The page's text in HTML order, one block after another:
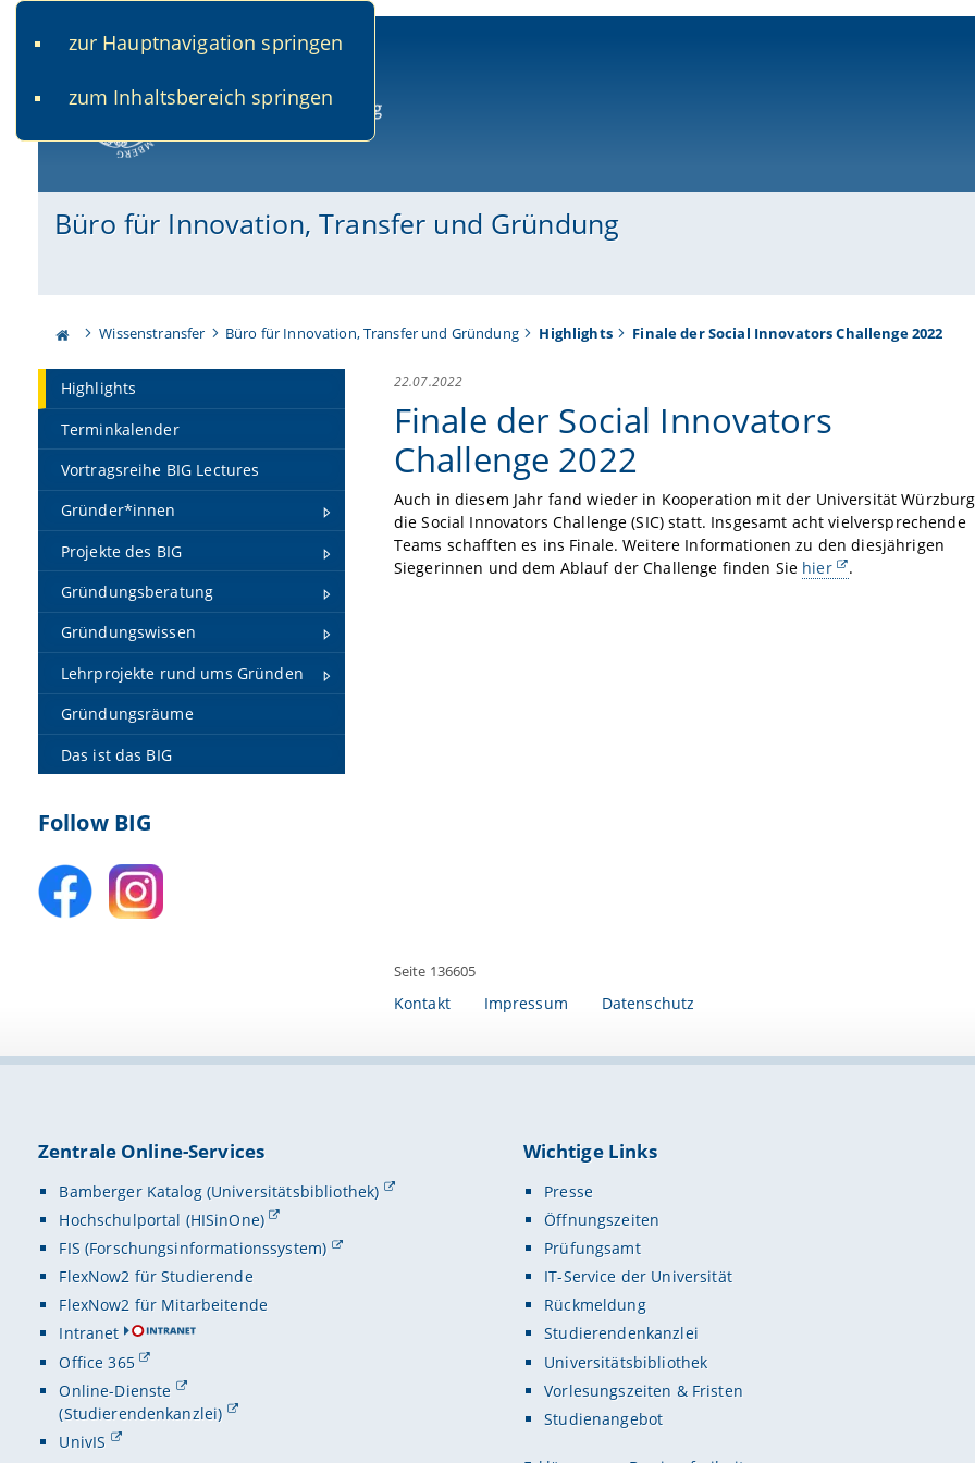
zur Hauptnavigation springen
zum Inhaltsbereich springen
Büro für Innovation, Transfer und Gründung
Wissenstransfer Büro für Innovation, Transfer und Gründung Highlights Finale der Social Innovators Challenge 2022
Highlights
Terminkalender
Vortragsreihe BIG Lectures
Gründer*innen
Projekte des BIG
Gründungsberatung
Gründungswissen
Lehrprojekte rund ums Gründen
Gründungsräume
Das ist das BIG
Follow BIG
22.07.2022
Finale der Social Innovators
Challenge 2022
Auch in diesem Jahr fand wieder in Kooperation mit der Universität Würzburg
die Social Innovators Challenge (SIC) statt. Insgesamt acht vielversprechende
Teams schafften es ins Finale. Weitere Informationen zu den diesjährigen
Siegerinnen und dem Ablauf der Challenge finden Sie hier .
Seite 136605
Kontakt Impressum Datenschutz
Zentrale Online-Services
Bamberger Katalog (Universitätsbibliothek)
Hochschulportal (HISinOne)
FIS (Forschungsinformationssystem)
FlexNow2 für Studierende
FlexNow2 für Mitarbeitende
Intranet
Office 365
Online-Dienste
(Studierendenkanzlei)
UnivIS
Wichtige Links
Presse
Öffnungszeiten
Prüfungsamt
IT-Service der Universität
Rückmeldung
Studierendenkanzlei
Universitätsbibliothek
Vorlesungszeiten & Fristen
Studienangebot